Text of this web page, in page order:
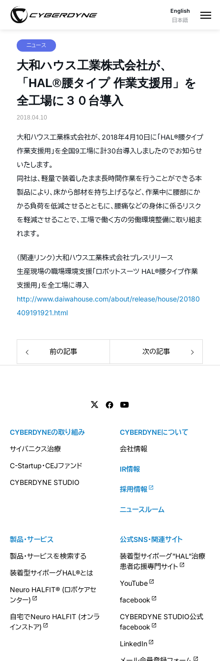
English
日本語
ニュース
大和ハウス工業株式会社が、
「HAL®腰タイプ 作業支援用」を
全工場に３０台導入
2018.04.10
大和ハウス工業株式会社が、2018年4月10日に「HAL®腰タイプ
作業支援用」を全国9工場に計30台導入しましたのでお知らせ
いたします。
同社は、軽量で装着したまま長時間作業を行うことができる本
製品により、床から部材を持ち上げるなど、作業中に腰部にか
かる負荷を低減させるとともに、腰痛などの身体に係るリスク
を軽減させることで、工場で働く方の労働環境整備に取り組ま
れます。
（関連リンク）大和ハウス工業株式会社プレスリリース
生産現場の職場環境支援「ロボットスーツ HAL®腰タイプ作業
支援用」を全工場に導入
http://www.daiwahouse.com/about/release/house/20180
409191921.html
前の記事 次の記事
製品・サービス
製品・サービスを検索する
装着型サイボーグHAL®とは
Neuro HALFIT® (ロボケアセ
ンター)
自宅でNeuro HALFIT (オンラ
インストア)
CYBERDYNEの取り組み
サイバニクス治療
C-Startup・CEJファンド
CYBERDYNE STUDIO
CYBERDYNEについて
会社情報
IR情報
採用情報
ニュースルーム
公式SNS・関連サイト
装着型サイボーグ”HAL”治療
患者応援専門サイト
YouTube
facebook
CYBERDYNE STUDIO公式
facebook
LinkedIn